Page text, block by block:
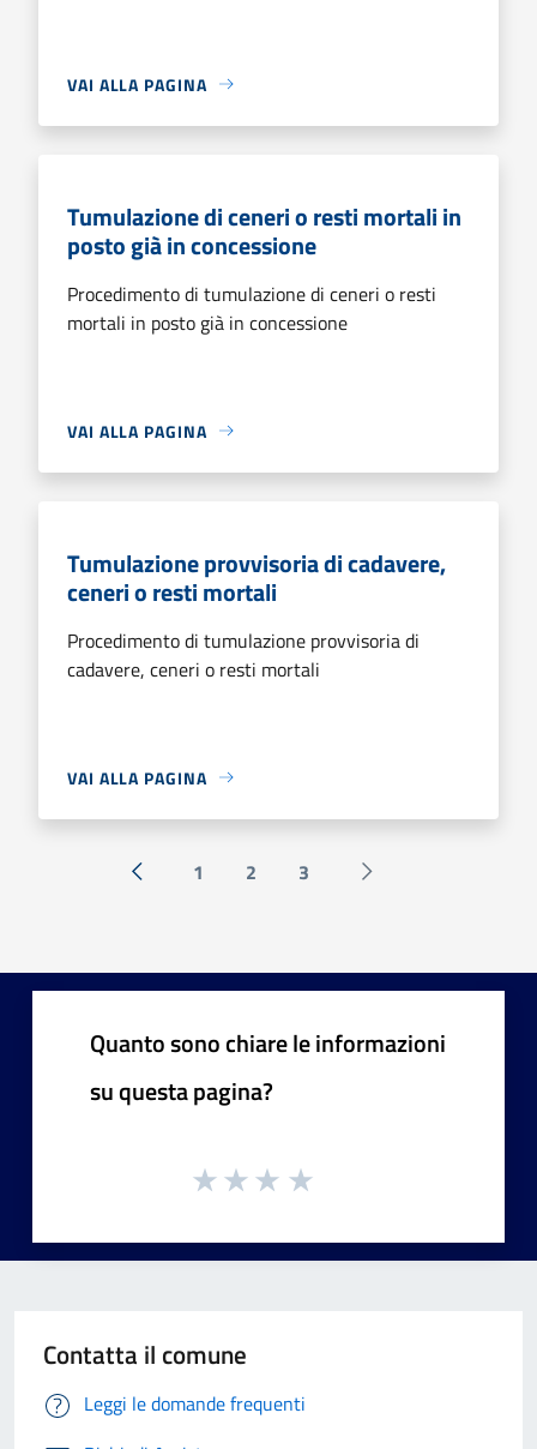
VAI ALLA PAGINA
Tumulazione di ceneri o resti mortali in
posto già in concessione
Procedimento di tumulazione di ceneri o resti
mortali in posto già in concessione
VAI ALLA PAGINA
Tumulazione provvisoria di cadavere,
ceneri o resti mortali
Procedimento di tumulazione provvisoria di
cadavere, ceneri o resti mortali
VAI ALLA PAGINA
« Precedente
1 2 3 Successiva »
Quanto sono chiare le informazioni
su questa pagina?
Contatta il comune
Leggi le domande frequenti